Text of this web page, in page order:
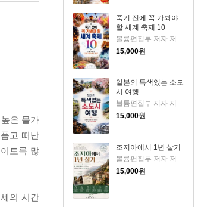
죽기 전에 꼭 가봐야
할 세계 축제 10
볼륨편집부 저자 저
15,000원
일본의 특색있는 소도
시 여행
볼륨편집부 저자 저
15,000원
조지아에서 1년 살기
볼륨편집부 저자 저
15,000원
은 물가
고 떠난
토록 많
의 시간